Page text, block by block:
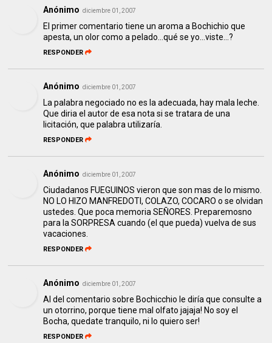
Anónimo diciembre 01, 2007
El primer comentario tiene un aroma a Bochichio que
apesta, un olor como a pelado...qué se yo...viste...?
RESPONDER
Anónimo diciembre 01, 2007
La palabra negociado no es la adecuada, hay mala leche.
Que diria el autor de esa nota si se tratara de una
licitación, que palabra utilizaría.
RESPONDER
Anónimo diciembre 01, 2007
Ciudadanos FUEGUINOS vieron que son mas de lo mismo.
NO LO HIZO MANFREDOTI, COLAZO, COCARO o se olvidan
ustedes. Que poca memoria SEÑORES. Preparemosno
para la SORPRESA cuando (el que pueda) vuelva de sus
vacaciones.
RESPONDER
Anónimo diciembre 01, 2007
Al del comentario sobre Bochicchio le diría que consulte a
un otorrino, porque tiene mal olfato jajaja! No soy el
Bocha, quedate tranquilo, ni lo quiero ser!
RESPONDER